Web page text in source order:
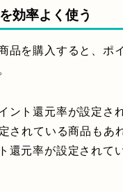
効率よく使う
品を購入すると、ポ
ント還元率が設定さ
されている商品もあ
還元率が設定されて